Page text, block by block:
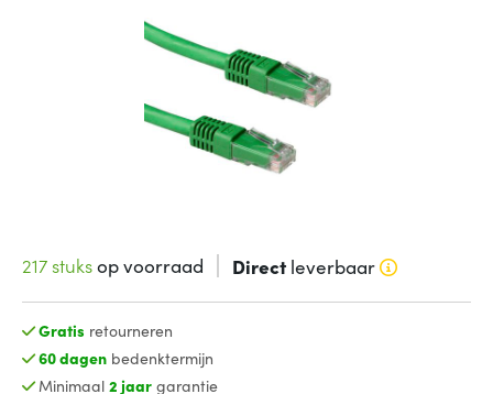
217 stuksop voorraad Directleverbaar
Gratis retourneren
60 dagenbedenktermijn
Minimaal 2 jaargarantie